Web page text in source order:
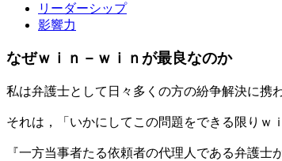
リーダーシップ
影響力
なぜｗｉｎ－ｗｉｎが最良なのか
私は弁護士として日々多くの方の紛争解決に携
それは，「いかにしてこの問題をできる限りｗ
『一方当事者たる依頼者の代理人である弁護